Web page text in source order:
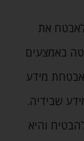
את
באמצעים
מידע
שבידיה.
והיא